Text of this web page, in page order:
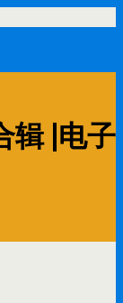
辑 |电子